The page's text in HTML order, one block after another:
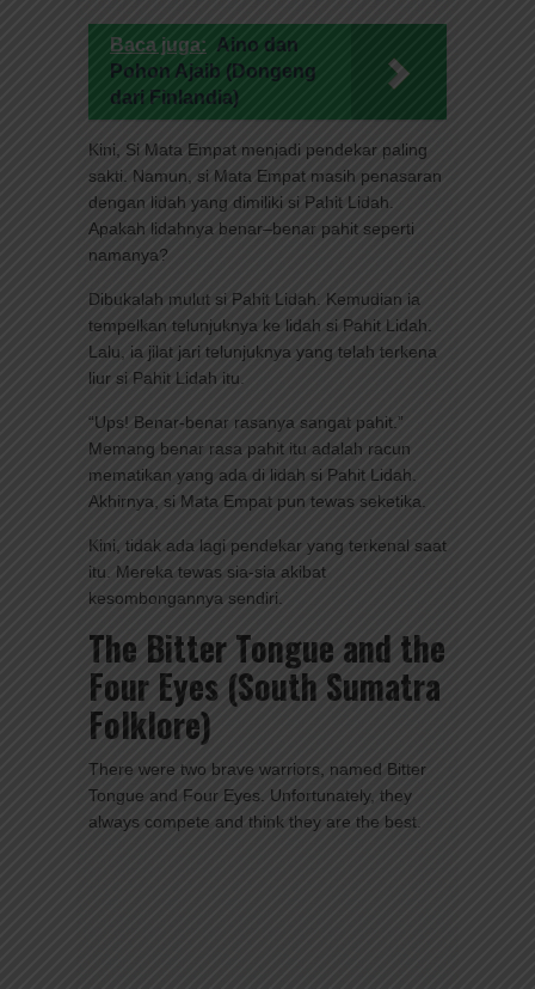
Baca juga: Aino dan
Pohon Ajaib (Dongeng
dari Finlandia)
Kini, Si Mata Empat menjadi pendekar paling
sakti. Namun, si Mata Empat masih penasaran
dengan lidah yang dimiliki si Pahit Lidah.
Apakah lidahnya benar–benar pahit seperti
namanya?
Dibukalah mulut si Pahit Lidah. Kemudian ia
tempelkan telunjuknya ke lidah si Pahit Lidah.
Lalu, ia jilat jari telunjuknya yang telah terkena
liur si Pahit Lidah itu.
“Ups! Benar-benar rasanya sangat pahit.”
Memang benar rasa pahit itu adalah racun
mematikan yang ada di lidah si Pahit Lidah.
Akhirnya, si Mata Empat pun tewas seketika.
Kini, tidak ada lagi pendekar yang terkenal saat
itu. Mereka tewas sia-sia akibat
kesombongannya sendiri.
The Bitter Tongue and the
Four Eyes (South Sumatra
Folklore)
There were two brave warriors, named Bitter
Tongue and Four Eyes. Unfortunately, they
always compete and think they are the best.